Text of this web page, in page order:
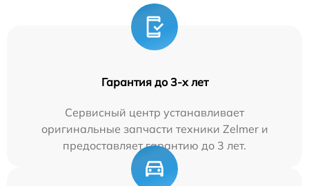
Гарантия до 3-х лет
Сервисный центр устанавливает
оригинальные запчасти техники Zelmer и
предоставляет гарантию до 3 лет.